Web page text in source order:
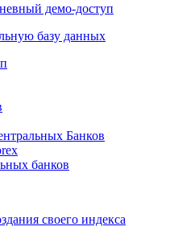
демо-доступ
базу данных
Банков
банков
своего индекса